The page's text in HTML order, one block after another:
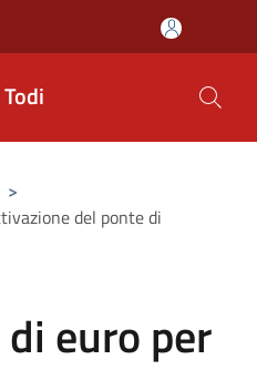
>
del ponte di
euro per